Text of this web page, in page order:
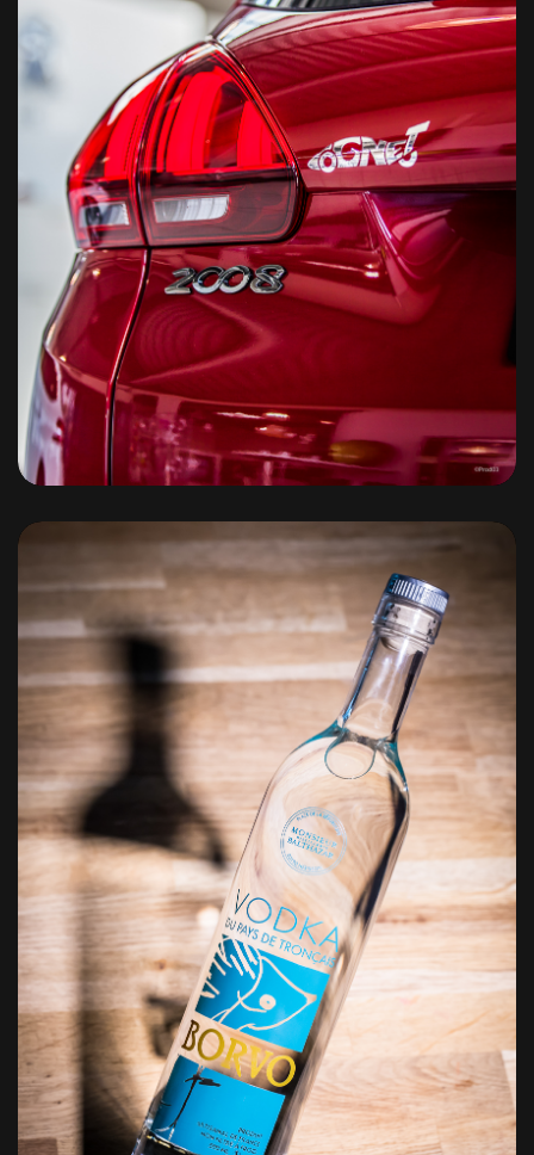
Cognet